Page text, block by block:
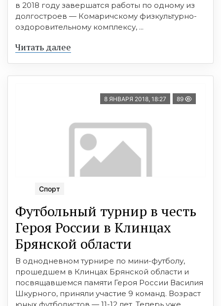
в 2018 году завершатся работы по одному из
долгостроев — Комаричскому физкультурно-
оздоровительному комплексу, ...
Читать далее
8 ЯНВАРЯ 2018, 18:27 89
Спорт
Футбольный турнир в честь
Героя России в Клинцах
Брянской области
В однодневном турнире по мини-футболу,
прошедшем в Клинцах Брянской области и
посвящавшемся памяти Героя России Василия
Шкурного, приняли участие 9 команд. Возраст